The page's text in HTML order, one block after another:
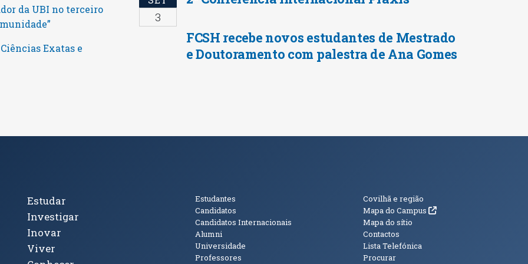
da UBI no terceiro
Exatas e
3
FCSH recebe novos estudantes de Mestrado
e Doutoramento com palestra de Ana Gomes
Tópicos Principais
Estudar
Investigar
Inovar
Viver
Públicos
Estudantes
Candidatos
Candidatos Internacionais
Alumni
Universidade
Professores
Informações
Covilhã e região
Mapa do Campus (abre em nova janela)
Mapa do sítio
Contactos
Lista Telefónica
Procurar